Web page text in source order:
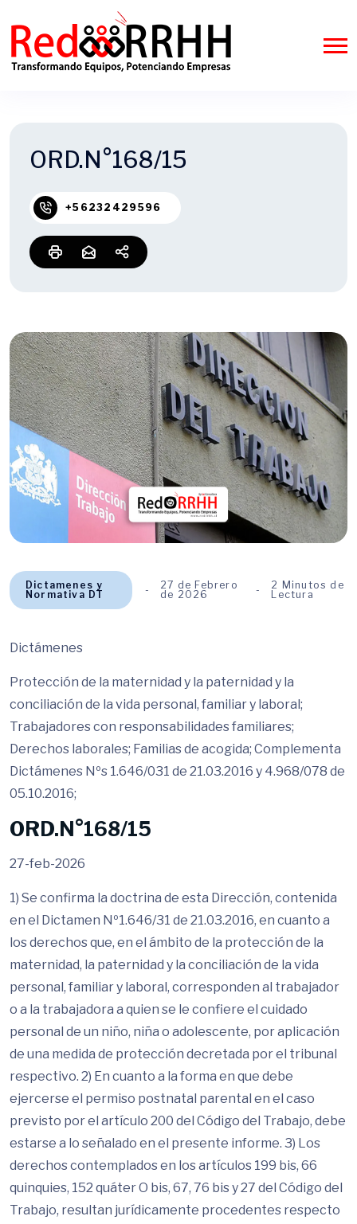
ORD.N°168/15
+56232429596
Dictamenes y
Normativa DT
27 de Febrero
de 2026
2 Minutos de
Lectura
Dictámenes
Protección de la maternidad y la paternidad y la
conciliación de la vida personal, familiar y laboral;
Trabajadores con responsabilidades familiares;
Derechos laborales; Familias de acogida; Complementa
Dictámenes Nºs 1.646/031 de 21.03.2016 y 4.968/078 de
05.10.2016;
ORD.N°168/15
27-feb-2026
1) Se confirma la doctrina de esta Dirección, contenida
en el Dictamen Nº1.646/31 de 21.03.2016, en cuanto a
los derechos que, en el ámbito de la protección de la
maternidad, la paternidad y la conciliación de la vida
personal, familiar y laboral, corresponden al trabajador
o a la trabajadora a quien se le confiere el cuidado
personal de un niño, niña o adolescente, por aplicación
de una medida de protección decretada por el tribunal
respectivo. 2) En cuanto a la forma en que debe
ejercerse el permiso postnatal parental en el caso
previsto por el artículo 200 del Código del Trabajo, debe
estarse a lo señalado en el presente informe. 3) Los
derechos contemplados en los artículos 199 bis, 66
quinquies, 152 quáter O bis, 67, 76 bis y 27 del Código del
Trabajo, resultan jurídicamente procedentes respecto